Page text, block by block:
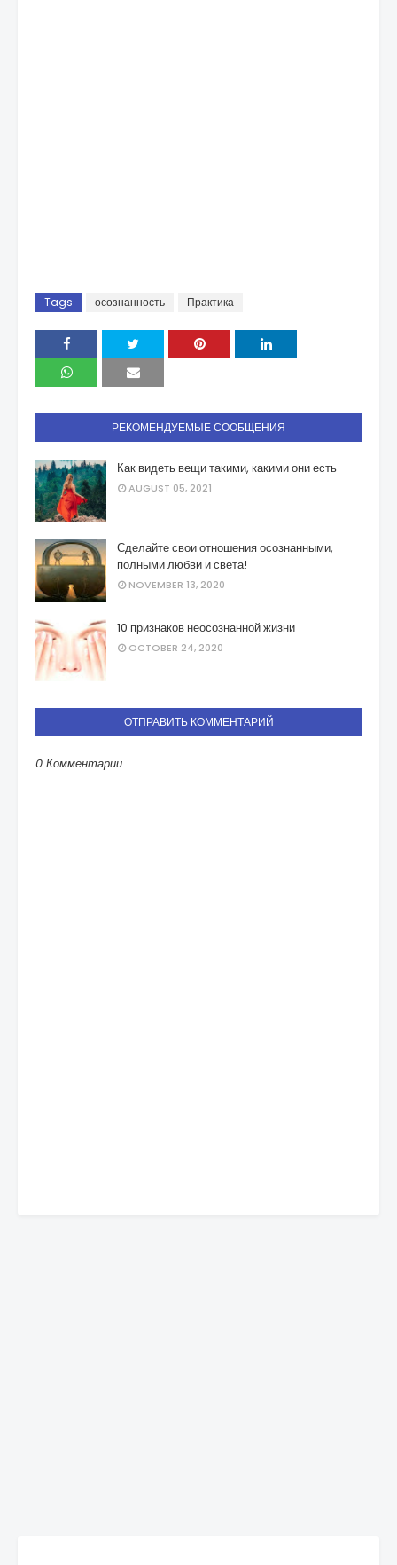
Tags осознанность Практика
РЕКОМЕНДУЕМЫЕ СООБЩЕНИЯ
Как видеть вещи такими, какими они есть
AUGUST 05, 2021
Сделайте свои отношения осознанными,
полными любви и света!
NOVEMBER 13, 2020
10 признаков неосознанной жизни
OCTOBER 24, 2020
ОТПРАВИТЬ КОММЕНТАРИЙ
0 Комментарии